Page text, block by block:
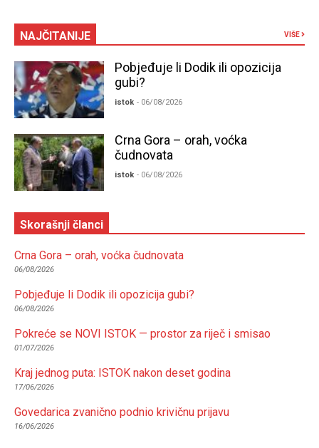
NAJČITANIJE VIŠE
Pobjeđuje li Dodik ili opozicija
gubi?
istok - 06/08/2026
Crna Gora – orah, voćka
čudnovata
istok - 06/08/2026
Skorašnji članci
Crna Gora – orah, voćka čudnovata
06/08/2026
Pobjeđuje li Dodik ili opozicija gubi?
06/08/2026
Pokreće se NOVI ISTOK — prostor za riječ i smisao
01/07/2026
Kraj jednog puta: ISTOK nakon deset godina
17/06/2026
Govedarica zvanično podnio krivičnu prijavu
16/06/2026